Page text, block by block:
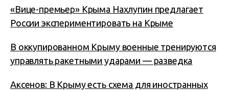
«Вице-премьер» Крыма Нахлупин предлагает
России экспериментировать на Крыме
В оккупированном Крыму военные тренируются
управлять ракетными ударами — разведка
Аксенов: В Крыму есть схема для иностранных